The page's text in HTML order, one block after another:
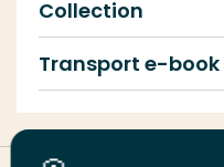
Collection
Transport e-